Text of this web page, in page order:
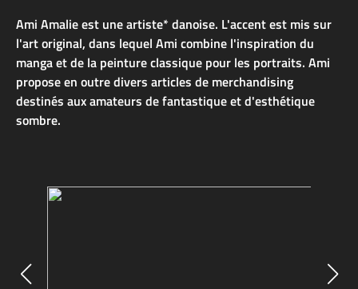
Ami Amalie est une artiste* danoise. L'accent est mis sur
l'art original, dans lequel Ami combine l'inspiration du
manga et de la peinture classique pour les portraits. Ami
propose en outre divers articles de merchandising
destinés aux amateurs de fantastique et d'esthétique
sombre.